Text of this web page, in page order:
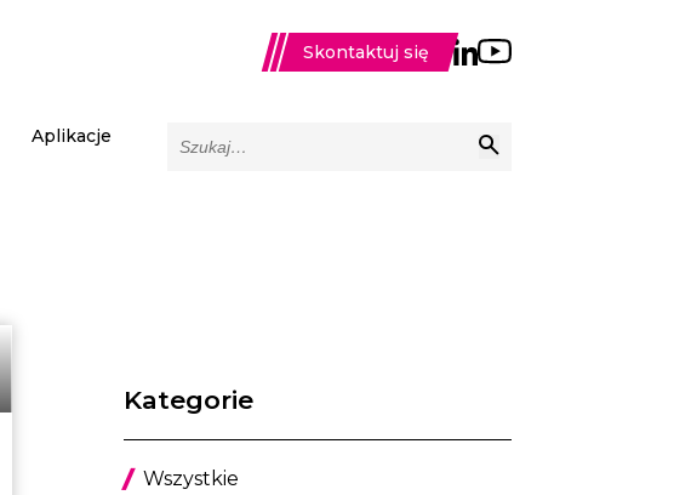
Skontaktuj się
Aplikacje
Kategorie
Wszystkie